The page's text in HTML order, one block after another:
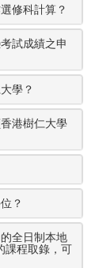
修科計算？
試成績之申
學？
港樹仁大學
？
全日制本地
課程取錄，可